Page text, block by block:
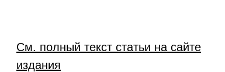
См. полный текст статьи на сайте
издания